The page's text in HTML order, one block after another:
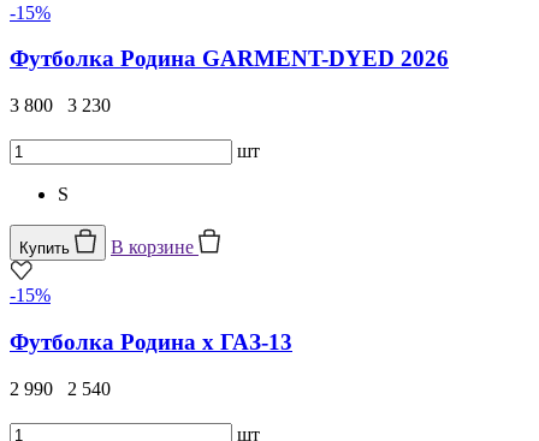
-15%
Футболка Родина GARMENT-DYED 2026
3 800 3 230
шт
S
Купить В корзине
-15%
Футболка Родина x ГАЗ-13
2 990 2 540
шт